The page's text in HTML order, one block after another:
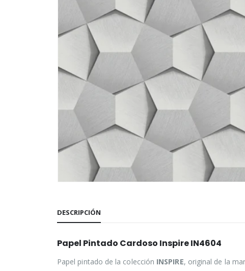
DESCRIPCIÓN
Papel Pintado Cardoso Inspire IN4604
Papel pintado de la colección INSPIRE, original de la